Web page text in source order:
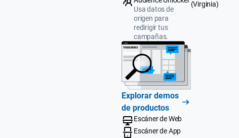
Usa datos de
origen para
redirigir tus
campañas.
Explorar demos
de productos
Escáner de Web
Escáner de App
(Virginia)